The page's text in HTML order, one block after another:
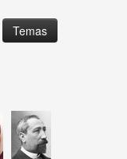
Temas